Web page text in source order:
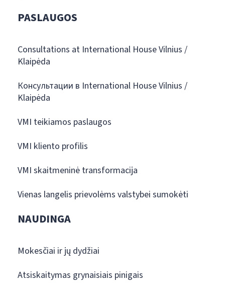
PASLAUGOS
Consultations at International House Vilnius /
Klaipėda
Консультации в International House Vilnius /
Klaipėda
VMI teikiamos paslaugos
VMI kliento profilis
VMI skaitmeninė transformacija
Vienas langelis prievolėms valstybei sumokėti
NAUDINGA
Mokesčiai ir jų dydžiai
Atsiskaitymas grynaisiais pinigais